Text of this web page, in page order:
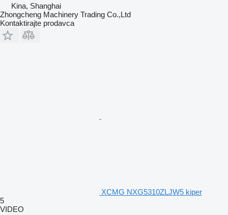
Kina, Shanghai
Zhongcheng Machinery Trading Co.,Ltd
Kontaktirajte prodavca
XCMG NXG5310ZLJW5 kiper
5
VIDEO